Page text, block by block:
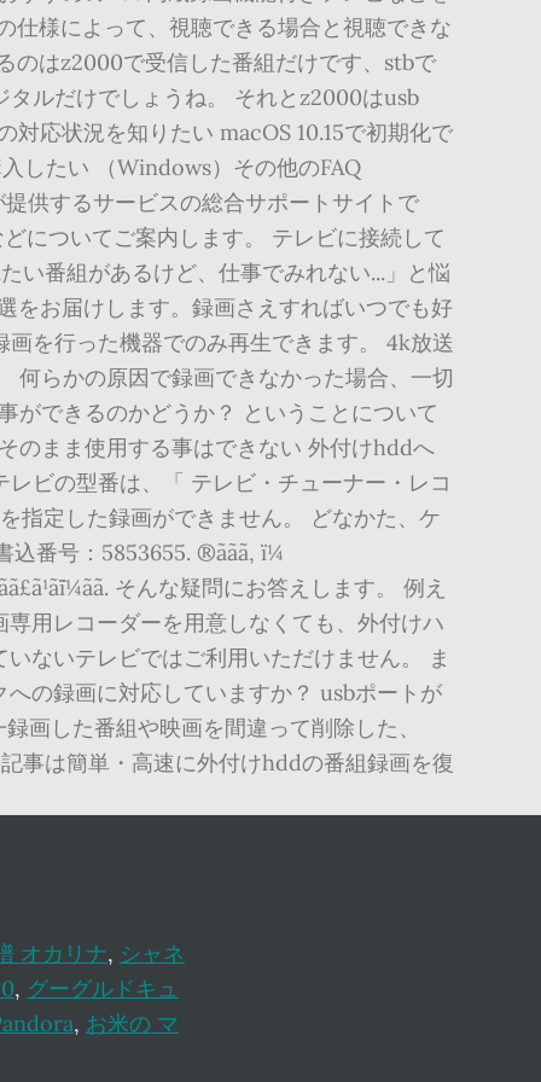
仕様によって、視聴できる場合と視聴できな
のはz2000で受信した番組だけです、stbで
ルだけでしょうね。 それとz2000はusb
応状況を知りたい macOS 10.15で初期化で
したい （Windows）その他のFAQ
供するサービスの総合サポートサイトで
についてご案内します。 テレビに接続して
い番組があるけど、仕事でみれない...」と悩
をお届けします。録画さえすればいつでも好
を行った機器でのみ再生できます。 4k放送
何らかの原因で録画できなかった場合、一切
ができるのかどうか？ ということについて
のまま使用する事はできない 外付けhddへ
ビの型番は、「 テレビ・チューナー・レコ
指定した録画ができません。 どなかた、ケ
：5853655. ®ããã, ï¼
そんな疑問にお答えします。 例え
用レコーダーを用意しなくても、外付けハ
ないテレビではご利用いただけません。 ま
の録画に対応していますか？ usbポートが
画した番組や映画を間違って削除した、
事は簡単・高速に外付けhddの番組録画を復
オカリナ, シャネ
, グーグルドキュ
, お米の マ